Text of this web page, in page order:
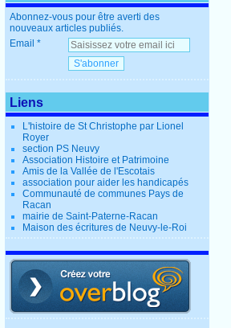
Abonnez-vous pour être averti des
nouveaux articles publiés.
Email
Liens
L'histoire de St Christophe par Lionel
Royer
section PS Neuvy
Association Histoire et Patrimoine
Amis de la Vallée de l'Escotais
association pour aider les handicapés
Communauté de communes Pays de
Racan
mairie de Saint-Paterne-Racan
Maison des écritures de Neuvy-le-Roi